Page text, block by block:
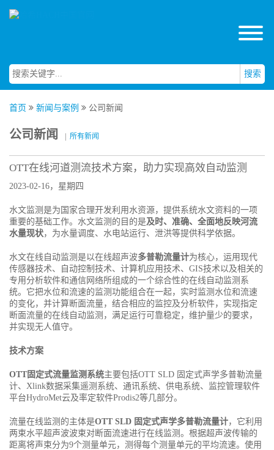
搜索
首页 新闻与案例 公司新闻
公司新闻 所有新闻
OTT在线河道测流技术方案，助力实现高效自动监测
2023-02-16，星期四
水文监测是为国家合理开发利用水资源，提供系统水文资料的一项
重要的基础工作。水文监测的目的是及时、准确、全面地反映河流
水量现状，为水量调度、水电站运行、泄洪等提供科学依据。
水文在线自动监测是以在线超声波多普勒流量计为核心，运用现代
传感器技术、自动控制技术、计算机应用技术、GIS技术以及相关的
专用分析软件和通信网络所组成的一个综合性的在线自动监测系
统。它把水位和流速的监测功能组合在一起，实时监测水位和流速
的变化，并计算断面流量，结合相应的监控及分析软件，实现指定
断面流量的在线自动监测，满足运行可靠稳定，维护量少的要求，
并实现无人值守。
技术方案
OTT固定式流量监测系统主要包括OTT SLD 固定式声学多普勒流量
计、Xlink数据采集遥测系统、通讯系统、供电系统、监控管理软件
平台HydroMet云及率定软件Prodis2等几部分。
流量在线监测的主体是OTT SLD 固定式声学多普勒流量计，它利用
两束水平超声波波束对断面流速进行在线监测。根据超声波传输的
距离将声束分为9个测量单元，测得每个测量单元的平均流速。使用